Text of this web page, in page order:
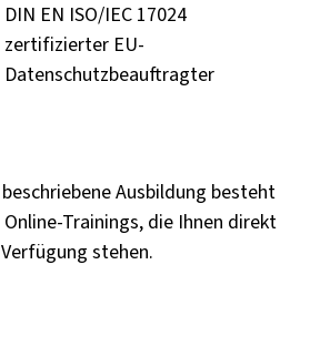
DIN EN ISO/IEC 17024
zertifizierter EU-
Datenschutzbeauftragter
beschriebene Ausbildung besteht
Online-Trainings, die Ihnen direkt
stehen.